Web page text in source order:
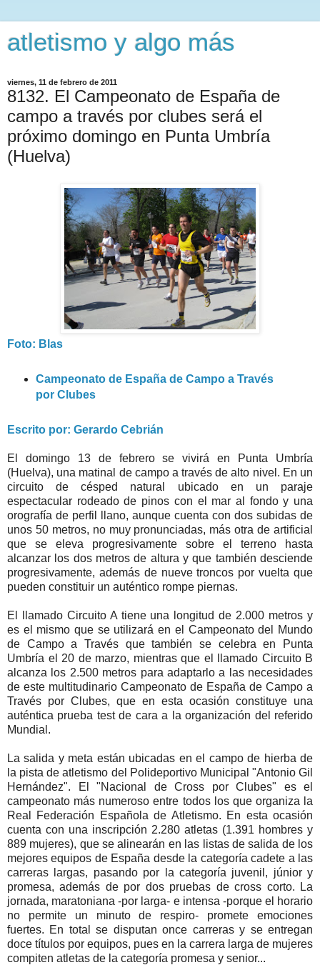
atletismo y algo más
viernes, 11 de febrero de 2011
8132. El Campeonato de España de
campo a través por clubes será el
próximo domingo en Punta Umbría
(Huelva)
Foto: Blas
Campeonato de España de Campo a Través
por Clubes
Escrito por: Gerardo Cebrián
El domingo 13 de febrero se vivirá en Punta Umbría
(Huelva), una matinal de campo a través de alto nivel. En un
circuito de césped natural ubicado en un paraje
espectacular rodeado de pinos con el mar al fondo y una
orografía de perfil llano, aunque cuenta con dos subidas de
unos 50 metros, no muy pronunciadas, más otra de artificial
que se eleva progresivamente sobre el terreno hasta
alcanzar los dos metros de altura y que también desciende
progresivamente, además de nueve troncos por vuelta que
pueden constituir un auténtico rompe piernas.
El llamado Circuito A tiene una longitud de 2.000 metros y
es el mismo que se utilizará en el Campeonato del Mundo
de Campo a Través que también se celebra en Punta
Umbría el 20 de marzo, mientras que el llamado Circuito B
alcanza los 2.500 metros para adaptarlo a las necesidades
de este multitudinario Campeonato de España de Campo a
Través por Clubes, que en esta ocasión constituye una
auténtica prueba test de cara a la organización del referido
Mundial.
La salida y meta están ubicadas en el campo de hierba de
la pista de atletismo del Polideportivo Municipal "Antonio Gil
Hernández". El "Nacional de Cross por Clubes" es el
campeonato más numeroso entre todos los que organiza la
Real Federación Española de Atletismo. En esta ocasión
cuenta con una inscripción 2.280 atletas (1.391 hombres y
889 mujeres), que se alinearán en las listas de salida de los
mejores equipos de España desde la categoría cadete a las
carreras largas, pasando por la categoría juvenil, júnior y
promesa, además de por dos pruebas de cross corto. La
jornada, maratoniana -por larga- e intensa -porque el horario
no permite un minuto de respiro- promete emociones
fuertes. En total se disputan once carreras y se entregan
doce títulos por equipos, pues en la carrera larga de mujeres
compiten atletas de la categoría promesa y senior...